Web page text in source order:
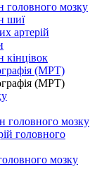
головного мозку
шиї
артерій
кінцівок
(МРТ)
(МРТ)
головного мозку
головного
мозку